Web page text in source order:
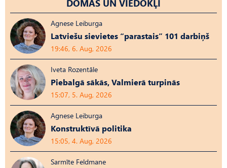
DOMAS UN VIEDOKĻI
Agnese Leiburga
Latviešu sievietes “parastais” 101 darbiņš
19:46, 6. Aug, 2026
Iveta Rozentāle
Piebalgā sākās, Valmierā turpinās
15:07, 5. Aug, 2026
Agnese Leiburga
Konstruktīvā politika
15:05, 4. Aug, 2026
Sarmīte Feldmane